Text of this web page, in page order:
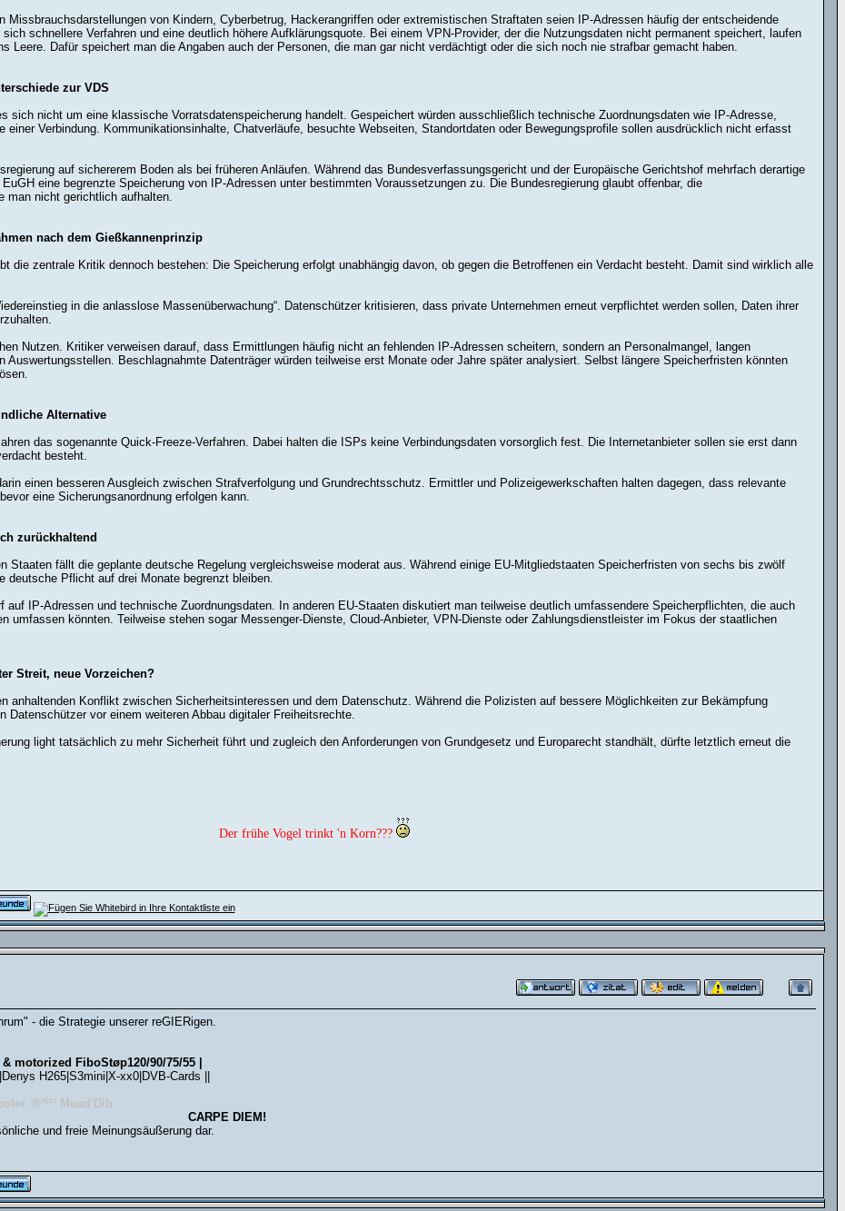
Missbrauchsdarstellungen von Kindern, Cyberbetrug, Hackerangriffen oder extremistischen Straftaten seien IP-Adressen häufig der entscheidende
schnellere Verfahren und eine deutlich höhere Aufklärungsquote. Bei einem VPN-Provider, der die Nutzungsdaten nicht permanent speichert, laufen
Leere. Dafür speichert man die Angaben auch der Personen, die man gar nicht verdächtigt oder die sich noch nie strafbar gemacht haben.
zur VDS
sich nicht um eine klassische Vorratsdatenspeicherung handelt. Gespeichert würden ausschließlich technische Zuordnungsdaten wie IP-Adresse,
einer Verbindung. Kommunikationsinhalte, Chatverläufe, besuchte Webseiten, Standortdaten oder Bewegungsprofile sollen ausdrücklich nicht erfasst
auf sichererem Boden als bei früheren Anläufen. Während das Bundesverfassungsgericht und der Europäische Gerichtshof mehrfach derartige
eine begrenzte Speicherung von IP-Adressen unter bestimmten Voraussetzungen zu. Die Bundesregierung glaubt offenbar, die
man nicht gerichtlich aufhalten.
nach dem Gießkannenprinzip
die zentrale Kritik dennoch bestehen: Die Speicherung erfolgt unabhängig davon, ob gegen die Betroffenen ein Verdacht besteht. Damit sind wirklich alle
in die anlasslose Massenüberwachung“. Datenschützer kritisieren, dass private Unternehmen erneut verpflichtet werden sollen, Daten ihrer
Nutzen. Kritiker verweisen darauf, dass Ermittlungen häufig nicht an fehlenden IP-Adressen scheitern, sondern an Personalmangel, langen
Auswertungsstellen. Beschlagnahmte Datenträger würden teilweise erst Monate oder Jahre später analysiert. Selbst längere Speicherfristen könnten
Alternative
das sogenannte Quick-Freeze-Verfahren. Dabei halten die ISPs keine Verbindungsdaten vorsorglich fest. Die Internetanbieter sollen sie erst dann
besteht.
einen besseren Ausgleich zwischen Strafverfolgung und Grundrechtsschutz. Ermittler und Polizeigewerkschaften halten dagegen, dass relevante
eine Sicherungsanordnung erfolgen kann.
zurückhaltend
Staaten fällt die geplante deutsche Regelung vergleichsweise moderat aus. Während einige EU-Mitgliedstaaten Speicherfristen von sechs bis zwölf
deutsche Pflicht auf drei Monate begrenzt bleiben.
auf IP-Adressen und technische Zuordnungsdaten. In anderen EU-Staaten diskutiert man teilweise deutlich umfassendere Speicherpflichten, die auch
umfassen könnten. Teilweise stehen sogar Messenger-Dienste, Cloud-Anbieter, VPN-Dienste oder Zahlungsdienstleister im Fokus der staatlichen
Streit, neue Vorzeichen?
anhaltenden Konflikt zwischen Sicherheitsinteressen und dem Datenschutz. Während die Polizisten auf bessere Möglichkeiten zur Bekämpfung
Datenschützer vor einem weiteren Abbau digitaler Freiheitsrechte.
light tatsächlich zu mehr Sicherheit führt und zugleich den Anforderungen von Grundgesetz und Europarecht standhält, dürfte letztlich erneut die
Der frühe Vogel trinkt 'n Korn???
- die Strategie unserer reGIERigen.
motorized FiboStøp120/90/75/55 |
H265|S3mini|X-xx0|DVB-Cards ||
®²º¹³ Muad'Dib
CARPE DIEM!
und freie Meinungsäußerung dar.